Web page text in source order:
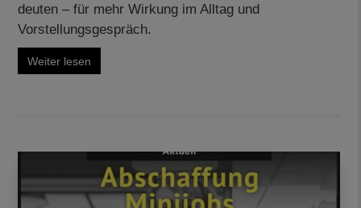
deuten – für mehr Wirkung im Alltag und
Vorstellungsgespräch.
Weiter lesen